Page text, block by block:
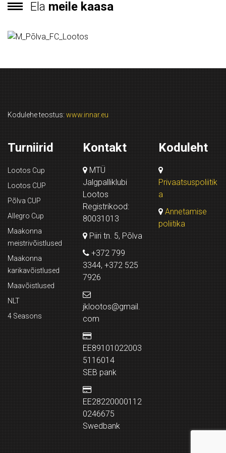
Ela meile kaasa
Kodulehe teostus: www.innar.eu
Turniirid
Lootos Cup
Lootos CUP
Põlva CUP
Allegro Cup
Maakonna
meistrivõistlused
Maakonna
karikavõistlused
Maavõistlused
NLT
4 Seasons
Kontakt
MTÜ
Jalgpalliklubi
Lootos
Registrikood:
80031013
Piiri tn. 5, Põlva
+372 799
3344, +372 525
7926
jklootos@gmail.
com
EE89101022003
5116014
SEB pank
EE28220000112
0246675
Swedbank
Koduleht
Privaatsuspoliitik
a
Annetamise
poliitika